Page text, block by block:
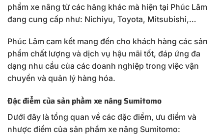
phẩm xe nâng từ các hãng khác mà hiện tại Phúc Lâm
đang cung cấp như: Nichiyu, Toyota, Mitsubishi,…
Phúc Lâm cam kết mang đến cho khách hàng các sản
phẩm chất lượng và dịch vụ hậu mãi tốt, đáp ứng đa
dạng nhu cầu của các doanh nghiệp trong việc vận
chuyển và quản lý hàng hóa.
Đặc điểm của sản phầm xe nâng Sumitomo
Dưới đây là tổng quan về các đặc điểm, ưu điểm và
nhược điểm của sản phẩm xe nâng Sumitomo: